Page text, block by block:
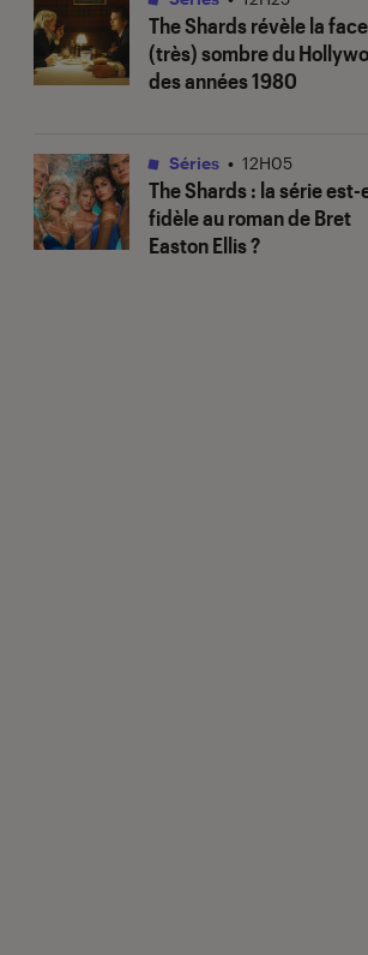
The Shardsrévèle la face
(très) sombre du
des années 1980
The Shards: la série est-
fidèle au roman de Bret
Easton Ellis ?
Séries • 12H05